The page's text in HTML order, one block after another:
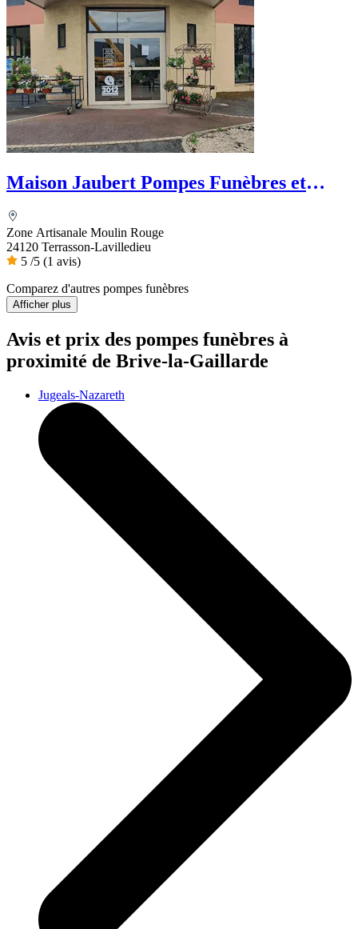
Maison Jaubert Pompes Funèbres et
Zone Artisanale Moulin Rouge
24120 Terrasson-Lavilledieu
5 /5 (1 avis)
Comparez d'autres pompes funèbres
Afficher plus
Avis et prix des pompes funèbres à
proximité de Brive-la-Gaillarde
Jugeals-Nazareth